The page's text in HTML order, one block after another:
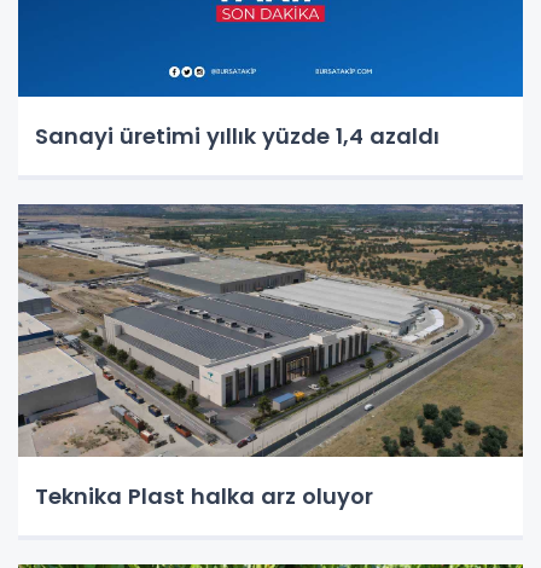
Sanayi üretimi yıllık yüzde 1,4 azaldı
Teknika Plast halka arz oluyor